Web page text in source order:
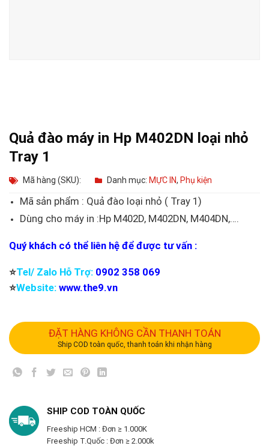
Quả đào máy in Hp M402DN loại nhỏ
Tray 1
Mã hàng (SKU): Danh mục: MỰC IN, Phụ kiện
Mã sản phẩm : Quả đào loại nhỏ ( Tray 1)
Dùng cho máy in :Hp M402D, M402DN, M404DN,….
Quý khách có thể liên hệ để được tư vấn :
⭐️Tel/ Zalo Hỗ Trợ: 0902 358 069
⭐️Website: www.the9.vn
ĐẶT HÀNG KHÔNG CẦN THANH TOÁN
Ship COD toàn quốc, thanh toán khi nhận hàng
SHIP COD TOÀN QUỐC
Freeship HCM : Đơn ≥ 1.000K
Freeship T.Quốc : Đơn ≥ 2.000k